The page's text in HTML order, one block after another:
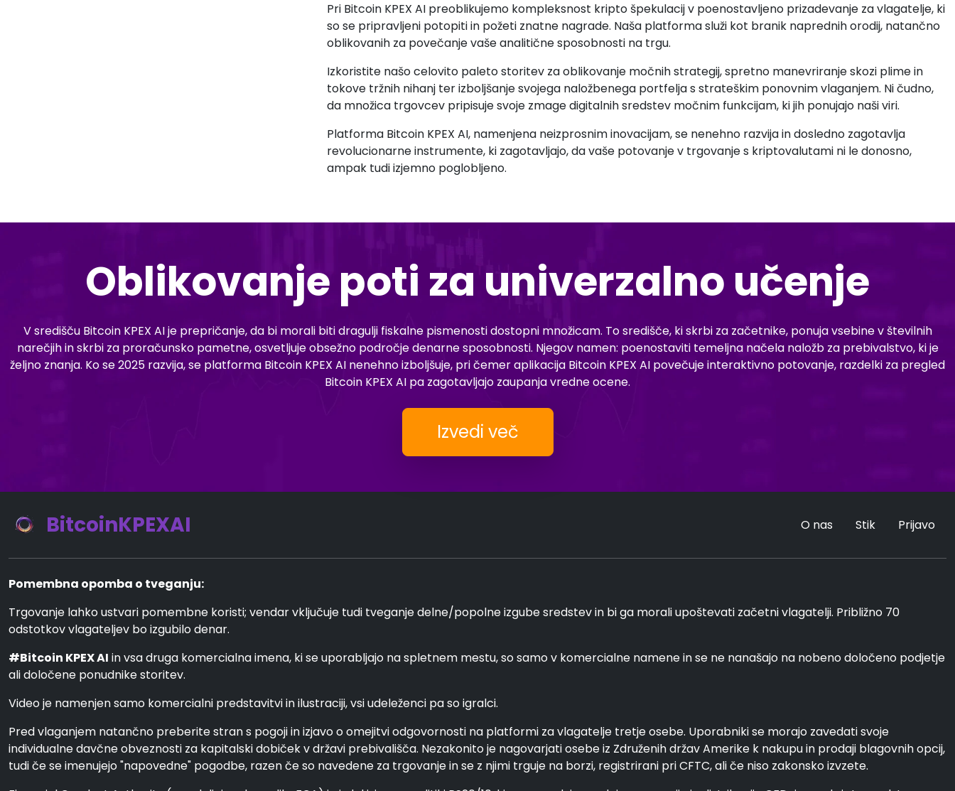
Pri Bitcoin KPEX AI preoblikujemo kompleksnost kripto špekulacij v poenostavljeno prizadevanje za vlagatelje, ki
so se pripravljeni potopiti in požeti znatne nagrade. Naša platforma služi kot branik naprednih orodij, natančno
oblikovanih za povečanje vaše analitične sposobnosti na trgu.
Izkoristite našo celovito paleto storitev za oblikovanje močnih strategij, spretno manevriranje skozi plime in
tokove tržnih nihanj ter izboljšanje svojega naložbenega portfelja s strateškim ponovnim vlaganjem. Ni čudno,
da množica trgovcev pripisuje svoje zmage digitalnih sredstev močnim funkcijam, ki jih ponujajo naši viri.
Platforma Bitcoin KPEX AI, namenjena neizprosnim inovacijam, se nenehno razvija in dosledno zagotavlja
revolucionarne instrumente, ki zagotavljajo, da vaše potovanje v trgovanje s kriptovalutami ni le donosno,
ampak tudi izjemno poglobljeno.
Oblikovanje poti za univerzalno učenje
V središču Bitcoin KPEX AI je prepričanje, da bi morali biti dragulji fiskalne pismenosti dostopni množicam. To središče, ki skrbi za začetnike, ponuja vsebine v številnih
narečjih in skrbi za proračunsko pametne, osvetljuje obsežno področje denarne sposobnosti. Njegov namen: poenostaviti temeljna načela naložb za prebivalstvo, ki je
željno znanja. Ko se 2025 razvija, se platforma Bitcoin KPEX AI nenehno izboljšuje, pri čemer aplikacija Bitcoin KPEX AI povečuje interaktivno potovanje, razdelki za pregled
Bitcoin KPEX AI pa zagotavljajo zaupanja vredne ocene.
Izvedi več
BitcoinKPEXAI O nas Stik Prijavo
Pomembna opomba o tveganju:
Trgovanje lahko ustvari pomembne koristi; vendar vključuje tudi tveganje delne/popolne izgube sredstev in bi ga morali upoštevati začetni vlagatelji. Približno 70
odstotkov vlagateljev bo izgubilo denar.
#Bitcoin KPEX AI in vsa druga komercialna imena, ki se uporabljajo na spletnem mestu, so samo v komercialne namene in se ne nanašajo na nobeno določeno podjetje
ali določene ponudnike storitev.
Video je namenjen samo komercialni predstavitvi in ilustraciji, vsi udeleženci pa so igralci.
Pred vlaganjem natančno preberite stran s pogoji in izjavo o omejitvi odgovornosti na platformi za vlagatelje tretje osebe. Uporabniki se morajo zavedati svoje
individualne davčne obveznosti za kapitalski dobiček v državi prebivališča. Nezakonito je nagovarjati osebe iz Združenih držav Amerike k nakupu in prodaji blagovnih opcij,
tudi če se imenujejo "napovedne" pogodbe, razen če so navedene za trgovanje in se z njimi trguje na borzi, registrirani pri CFTC, ali če niso zakonsko izvzete.